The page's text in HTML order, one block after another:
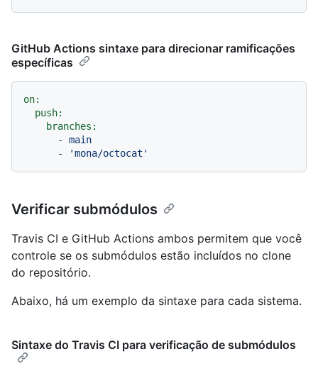
GitHub Actions sintaxe para direcionar ramificações
específicas
on:
push:
branches:
-
main
-
'mona/octocat'
Verificar submódulos
Travis CI e GitHub Actions ambos permitem que você
controle se os submódulos estão incluídos no clone
do repositório.
Abaixo, há um exemplo da sintaxe para cada sistema.
Sintaxe do Travis CI para verificação de submódulos